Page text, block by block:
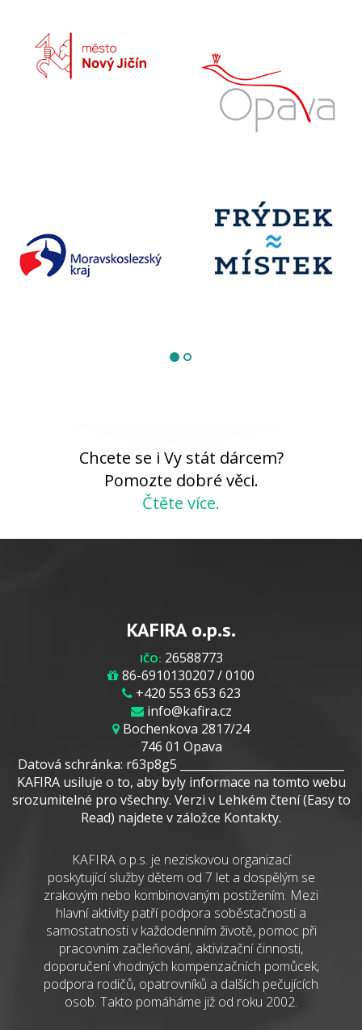
Chcete se i Vy stát dárcem?
Pomozte dobré věci.
Čtěte více.
KAFIRA o.p.s.
IČO: 26588773
86-6910130207 / 0100
+420 553 653 623
info@kafira.cz
Bochenkova 2817/24
746 01 Opava
Datová schránka: r63p8g5 _____________________________
KAFIRA usiluje o to, aby byly informace na tomto webu
srozumitelné pro všechny. Verzi v Lehkém čtení (Easy to
Read) najdete v záložce Kontakty.
KAFIRA o.p.s. je neziskovou organizací
poskytující služby dětem od 7 let a dospělým se
zrakovým nebo kombinovaným postižením. Mezi
hlavní aktivity patří podpora soběstačnosti a
samostatnosti v každodenním životě, pomoc při
pracovním začleňování, aktivizační činnosti,
doporučení vhodných kompenzačních pomůcek,
podpora rodičů, opatrovníků a dalších pečujících
osob. Takto pomáháme již od roku 2002.